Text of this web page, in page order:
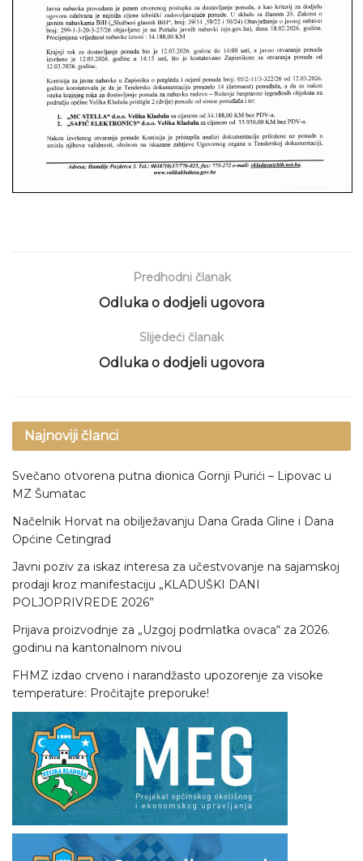
Predhodni članak
Odluka o dodjeli ugovora
Slijedeći članak
Odluka o dodjeli ugovora
Najnoviji članci
Svečano otvorena putna dionica Gornji Purići – Lipovac u
MZ Šumatac
Načelnik Horvat na obilježavanju Dana Grada Gline i Dana
Općine Cetingrad
Javni poziv za iskaz interesa za učestvovanje na sajamskoj
prodaji kroz manifestaciju „KLADUŠKI DANI
POLJOPRIVREDE 2026”
Prijava proizvodnje za „Uzgoj podmlatka ovaca“ za 2026.
godinu na kantonalnom nivou
FHMZ izdao crveno i narandžasto upozorenje za visoke
temperature: Pročitajte preporuke!